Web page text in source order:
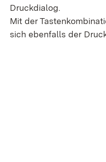
Druckdialog.
Mit der
sich ebenfalls der